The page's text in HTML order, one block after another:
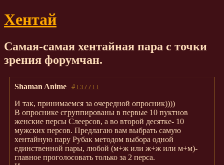
Хентай
Самая-самая хентайная пара с точки
зрения форумчан.
#137711
Shaman Anime
И так, принимаемся за очередной опросник))))
В опроснике сгруппированы в первые 10 пуктнов
женские персы Слеерсов, а во второй десятке- 10
мужских персов. Предлагаю вам выбрать самую
хентайную пару Рубак методом выбора одной
единственной пары, любой (м+ж или ж+ж или м+м)-
главное проголосовать только за 2 перса.